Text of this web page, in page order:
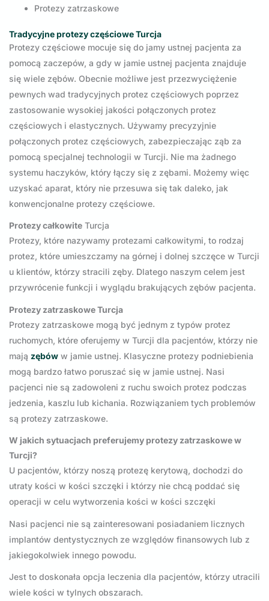
Protezy zatrzaskowe
Tradycyjne protezy częściowe Turcja
Protezy częściowe mocuje się do jamy ustnej pacjenta za
pomocą zaczepów, a gdy w jamie ustnej pacjenta znajduje
się wiele zębów. Obecnie możliwe jest przezwyciężenie
pewnych wad tradycyjnych protez częściowych poprzez
zastosowanie wysokiej jakości połączonych protez
częściowych i elastycznych. Używamy precyzyjnie
połączonych protez częściowych, zabezpieczając ząb za
pomocą specjalnej technologii w Turcji. Nie ma żadnego
systemu haczyków, który łączy się z zębami. Możemy więc
uzyskać aparat, który nie przesuwa się tak daleko, jak
konwencjonalne protezy częściowe.
Protezy całkowite Turcja
Protezy, które nazywamy protezami całkowitymi, to rodzaj
protez, które umieszczamy na górnej i dolnej szczęce w Turcji
u klientów, którzy stracili zęby. Dlatego naszym celem jest
przywrócenie funkcji i wyglądu brakujących zębów pacjenta.
Protezy zatrzaskowe Turcja
Protezy zatrzaskowe mogą być jednym z typów protez
ruchomych, które oferujemy w Turcji dla pacjentów, którzy nie
mają zębów w jamie ustnej. Klasyczne protezy podniebienia
mogą bardzo łatwo poruszać się w jamie ustnej. Nasi
pacjenci nie są zadowoleni z ruchu swoich protez podczas
jedzenia, kaszlu lub kichania. Rozwiązaniem tych problemów
są protezy zatrzaskowe.
W jakich sytuacjach preferujemy protezy zatrzaskowe w
Turcji?
U pacjentów, którzy noszą protezę kerytową, dochodzi do
utraty kości w kości szczęki i którzy nie chcą poddać się
operacji w celu wytworzenia kości w kości szczęki
Nasi pacjenci nie są zainteresowani posiadaniem licznych
implantów dentystycznych ze względów finansowych lub z
jakiegokolwiek innego powodu.
Jest to doskonała opcja leczenia dla pacjentów, którzy utracili
wiele kości w tylnych obszarach.